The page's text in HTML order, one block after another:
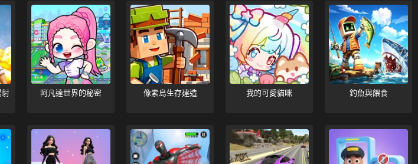
阿凡達世界的秘密 像素島生存建造 我的可愛貓咪 釣魚與餵食